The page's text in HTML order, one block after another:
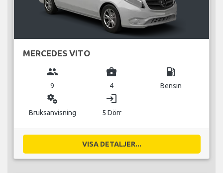
MERCEDES VITO
group
9
business_center
4
local_gas_station
Bensin
miscellaneous_services
Bruksanvisning
login
5 Dörr
VISA DETALJER...